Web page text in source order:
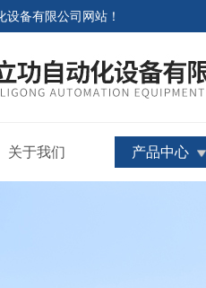
设备有限公司网站 ！
关于我们 产品中心